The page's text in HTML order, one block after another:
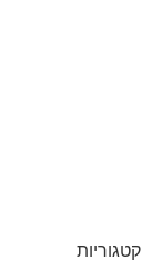
קטגוריות